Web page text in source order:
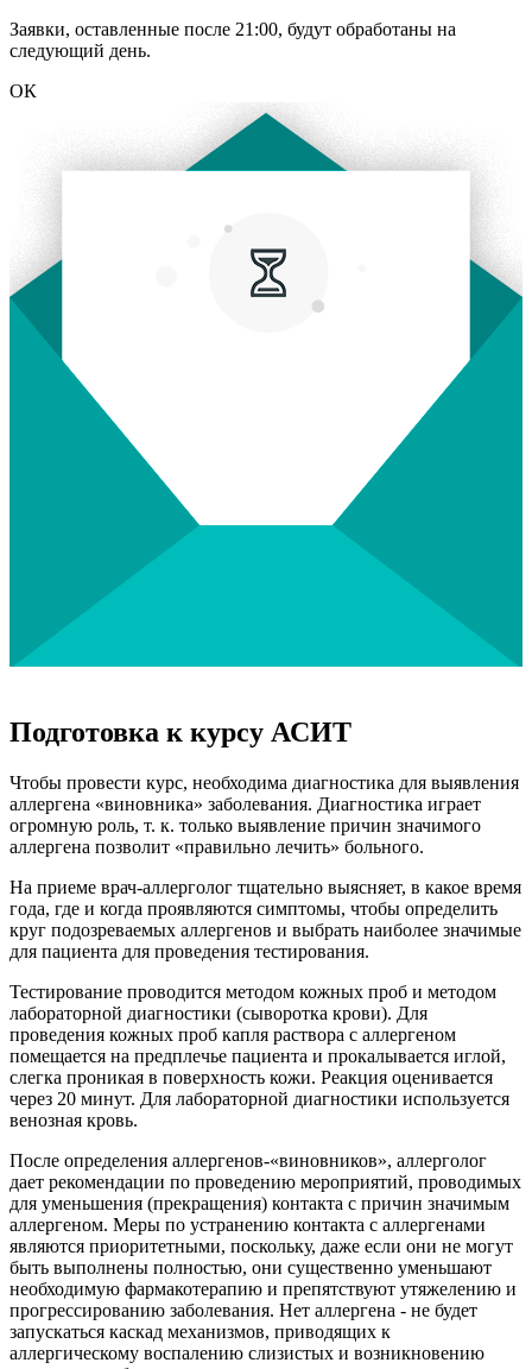
Заявки, оставленные после 21:00, будут обработаны на
следующий день.
ОК
Подготовка к курсу АСИТ
Чтобы провести курс, необходима диагностика для выявления
аллергена «виновника» заболевания. Диагностика играет
огромную роль, т. к. только выявление причин значимого
аллергена позволит «правильно лечить» больного.
На приеме врач-аллерголог тщательно выясняет, в какое время
года, где и когда проявляются симптомы, чтобы определить
круг подозреваемых аллергенов и выбрать наиболее значимые
для пациента для проведения тестирования.
Тестирование проводится методом кожных проб и методом
лабораторной диагностики (сыворотка крови). Для
проведения кожных проб капля раствора с аллергеном
помещается на предплечье пациента и прокалывается иглой,
слегка проникая в поверхность кожи. Реакция оценивается
через 20 минут. Для лабораторной диагностики используется
венозная кровь.
После определения аллергенов-«виновников», аллерголог
дает рекомендации по проведению мероприятий, проводимых
для уменьшения (прекращения) контакта с причин значимым
аллергеном. Меры по устранению контакта с аллергенами
являются приоритетными, поскольку, даже если они не могут
быть выполнены полностью, они существенно уменьшают
необходимую фармакотерапию и препятствуют утяжелению и
прогрессированию заболевания. Нет аллергена - не будет
запускаться каскад механизмов, приводящих к
аллергическому воспалению слизистых и возникновению